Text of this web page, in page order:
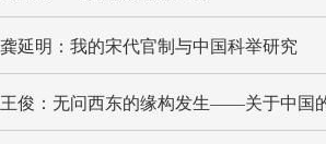
龚延明：我的宋代官制与中国科举研究